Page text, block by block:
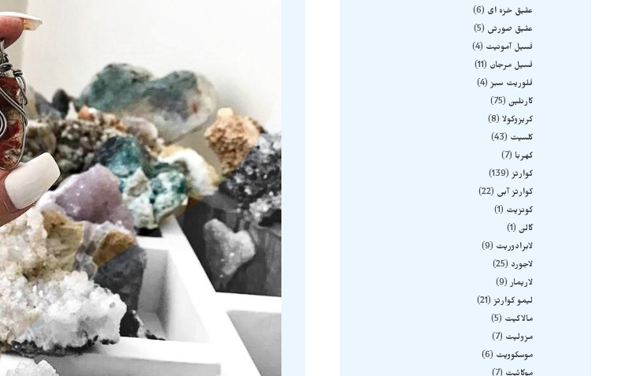
عقیق خزه ای
6
عقیق صورتی
5
فسیل آمونیت
4
فسیل مرجان
11
فلوریت سبز 4
کارنلین 75
کریزوکولا 8
کلسیت
43
کهربا
7
کوارتز 139
کوارتز آبی
22
کونزیت
1
گالن 1
لابرادوریت
9
لاجورد
25
لاریمار 9
لیمو کوارتز 21
مالاکیت
5
مزولیت
7
موسکوویت
6